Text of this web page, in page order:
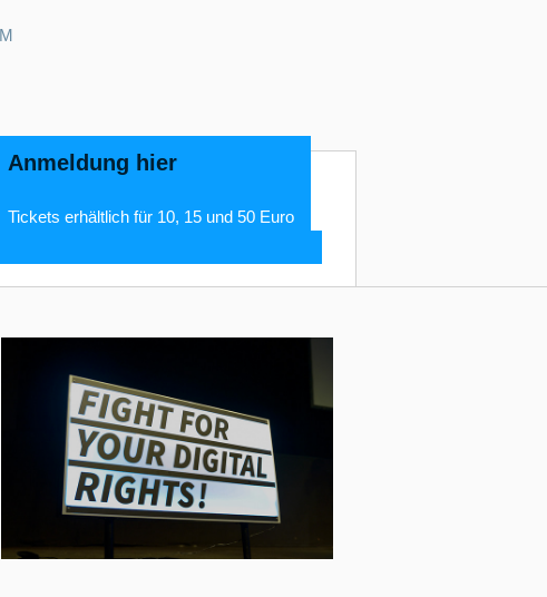
Anmeldung hier
Tickets erhältlich für 10, 15 und 50 Euro